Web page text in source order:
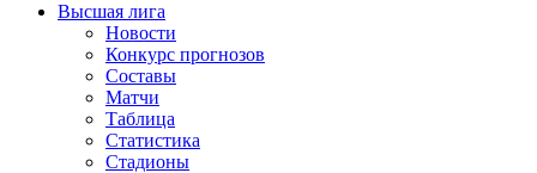
Высшая лига
Новости
Конкурс прогнозов
Составы
Матчи
Таблица
Статистика
Стадионы